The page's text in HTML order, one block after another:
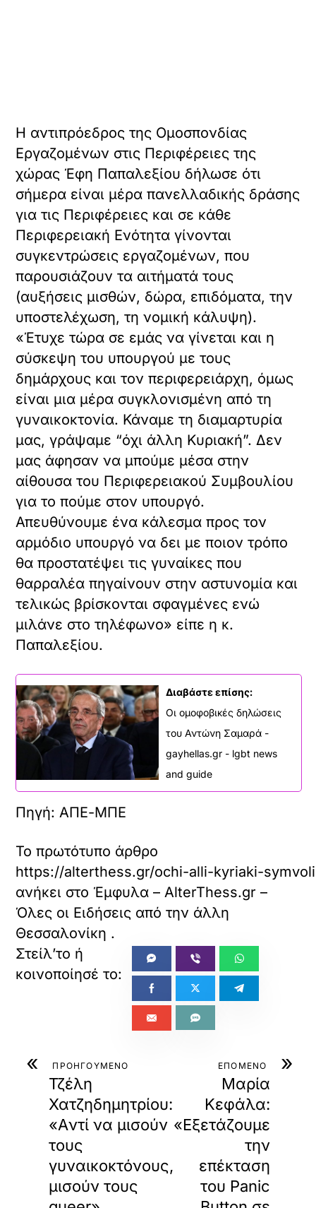
Η αντιπρόεδρος της Ομοσπονδίας
Εργαζομένων στις Περιφέρειες της
χώρας Έφη Παπαλεξίου δήλωσε ότι
σήμερα είναι μέρα πανελλαδικής δράσης
για τις Περιφέρειες και σε κάθε
Περιφερειακή Ενότητα γίνονται
συγκεντρώσεις εργαζομένων, που
παρουσιάζουν τα αιτήματά τους
(αυξήσεις μισθών, δώρα, επιδόματα, την
υποστελέχωση, τη νομική κάλυψη).
«Έτυχε τώρα σε εμάς να γίνεται και η
σύσκεψη του υπουργού με τους
δημάρχους και τον περιφερειάρχη, όμως
είναι μια μέρα συγκλονισμένη από τη
γυναικοκτονία. Κάναμε τη διαμαρτυρία
μας, γράψαμε “όχι άλλη Κυριακή”. Δεν
μας άφησαν να μπούμε μέσα στην
αίθουσα του Περιφερειακού Συμβουλίου
για το πούμε στον υπουργό.
Απευθύνουμε ένα κάλεσμα προς τον
αρμόδιο υπουργό να δει με ποιον τρόπο
θα προστατέψει τις γυναίκες που
θαρραλέα πηγαίνουν στην αστυνομία και
τελικώς βρίσκονται σφαγμένες ενώ
μιλάνε στο τηλέφωνο» είπε η κ.
Παπαλεξίου.
Διαβάστε επίσης:
Οι ομοφοβικές δηλώσεις
του Αντώνη Σαμαρά -
gayhellas.gr - lgbt news
and guide
Πηγή: ΑΠΕ-ΜΠΕ
Το πρωτότυπο άρθρο
https://alterthess.gr/ochi-alli-kyriaki-
ανήκει στο Έμφυλα – AlterThess.gr –
Όλες οι Ειδήσεις από την άλλη
Θεσσαλονίκη .
« ΠΡΟΗΓΟΥΜΕΝΟ
Τζέλη
Χατζηδημητρίου:
«Aντί να μισούν
τους
γυναικοκτόνους,
μισούν τους
»
ΕΠΟΜΕΝΟ
Μαρία
Κεφάλα:
«Εξετάζουμε
την
επέκταση
του Panic